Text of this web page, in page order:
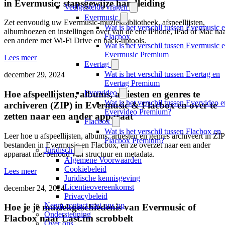
Veelgestelde vragen
Evermusic
Wat is het verschil tussen Evermusic
Flacbox
Wat is het verschil tussen Evermusic
Evermusic Premium
Evertag
Wat is het verschil tussen Evertag en
Evertag Premium
Evervideo
Wat is het verschil tussen Evervideo
Evervideo Premium?
Flacbox
Wat is het verschil tussen Flacbox en
Flacbox Premium?
Juridisch
Algemene Voorwaarden
Cookiebeleid
Juridische kennisgeving
Licentieovereenkomst
Privacybeleid
Neem contact met ons op
Ondersteuning
Over ons
in Evermusic: stapsgewijze handleiding
Zet eenvoudig uw Evermusic-muziekbibliotheek, afspeellijsten,
albumhoezen en instellingen over van de ene iPhone, iPad of Mac
een andere met Wi-Fi Drive en back-uptools.
Lees meer
december 29, 2024
Hoe afspeellijsten, albums, artiesten en genres te
archiveren (ZIP) in Evermusic & Flacbox en over te
zetten naar een ander apparaat
Leer hoe u afspeellijsten, albums, artiesten en genres archiveert in
bestanden in Evermusic en Flacbox, en ze overzet naar een ander
apparaat met behoud van structuur en metadata.
Lees meer
december 24, 2024
Hoe je je muziekgeschiedenis van Evermusic of
Flacbox naar Last.fm scrobbelt